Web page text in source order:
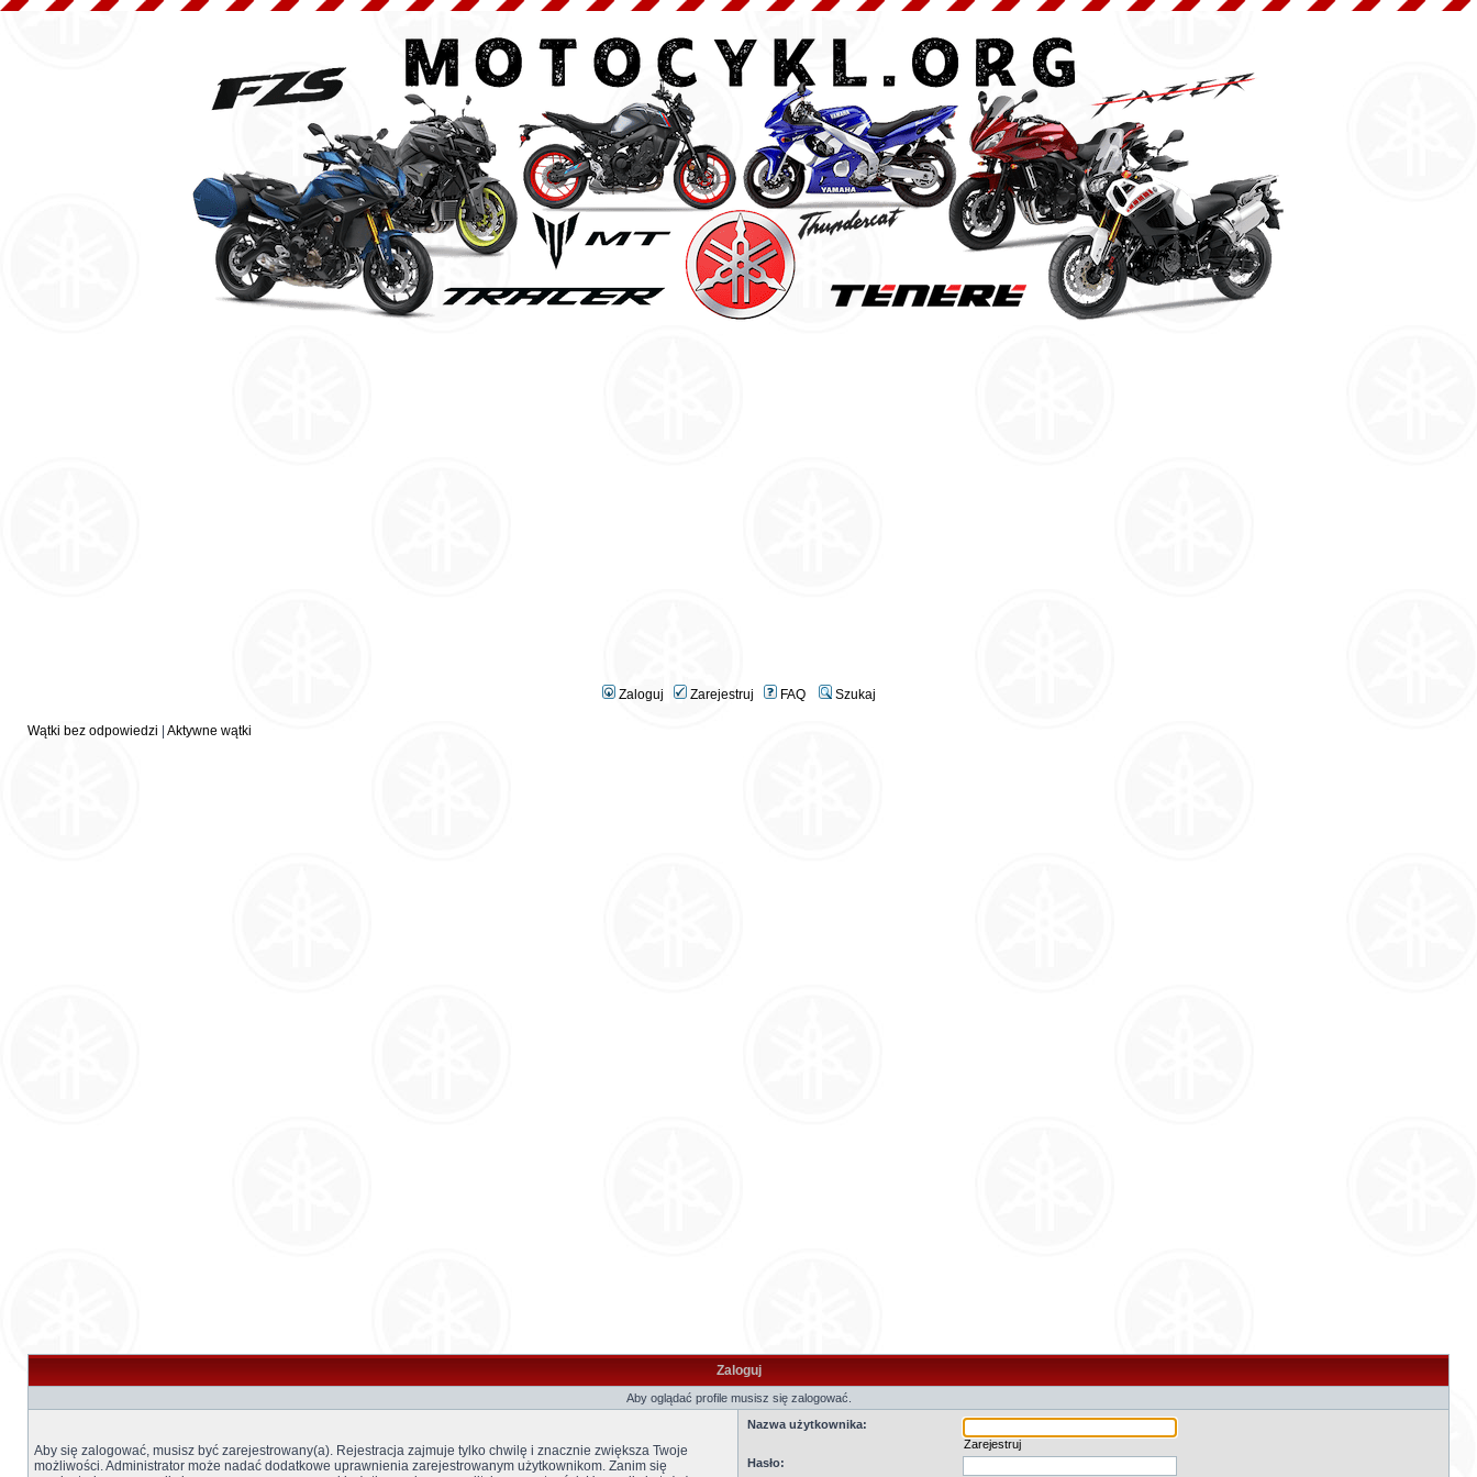
Zaloguj Zarejestruj FAQ Szukaj
Wątki bez odpowiedzi Aktywne wątki
Zaloguj
Aby oglądać profile musisz się zalogować.
Aby się zalogować, musisz być zarejestrowany(a). Rejestracja zajmuje tylko chwilę i znacznie zwiększa Twoje
możliwości. Administrator może nadać dodatkowe uprawnienia zarejestrowanym użytkownikom. Zanim się
Nazwa użytkownika:
Zarejestruj
Hasło: